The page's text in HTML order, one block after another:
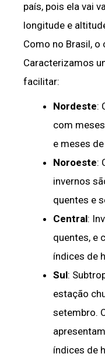
país, pois ela vai
longitude e
Como no Brasil,
Caracterizamos
facilitar:
Nordeste:
com
e meses
Noroeste:
invernos
quentes e
Central:
quentes, e
índices de
Sul:
estação
setembro.
índices de